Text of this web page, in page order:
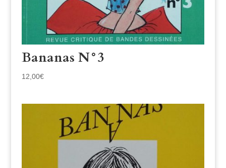
Bananas N°3
12,00€